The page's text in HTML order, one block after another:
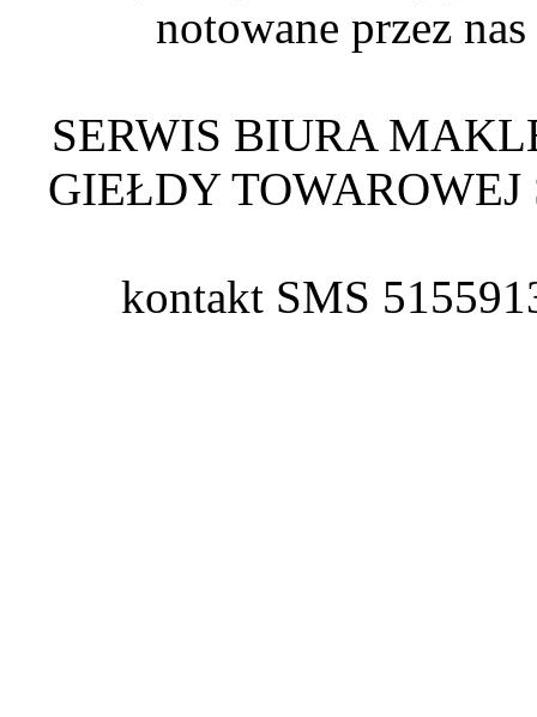
notowane przez
SERWIS BIURA
GIEŁDY
kontakt SMS